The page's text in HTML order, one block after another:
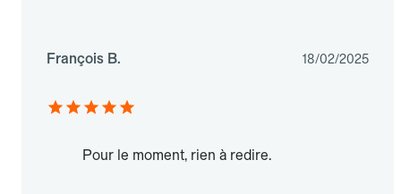
François B. 18/02/2025
Pour le moment, rien à redire.